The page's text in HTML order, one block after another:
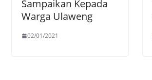
Sampaikan Kepada
Warga Ulaweng
02/01/2021